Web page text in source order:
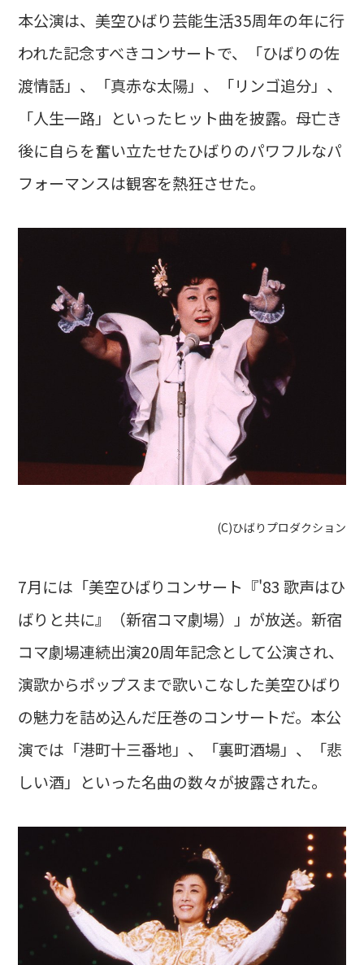
本公演は、美空ひばり芸能生活35周年の年に行
われた記念すべきコンサートで、「ひばりの佐
渡情話」、「真赤な太陽」、「リンゴ追分」、
「人生一路」といったヒット曲を披露。母亡き
後に自らを奮い立たせたひばりのパワフルなパ
フォーマンスは観客を熱狂させた。
(C)ひばりプロダクション
7月には「美空ひばりコンサート『'83 歌声はひ
ばりと共に』（新宿コマ劇場）」が放送。新宿
コマ劇場連続出演20周年記念として公演され、
演歌からポップスまで歌いこなした美空ひばり
の魅力を詰め込んだ圧巻のコンサートだ。本公
演では「港町十三番地」、「裏町酒場」、「悲
しい酒」といった名曲の数々が披露された。